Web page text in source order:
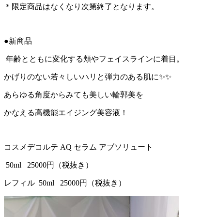
＊限定商品はなくなり次第終了となります。
●新商品
年齢とともに変化する頬やフェイスラインに着目。
かげりのない若々しいハリと弾力のある肌に✨✨
あらゆる角度からみても美しい輪郭美を
かなえる高機能エイジング美容液！
コスメデコルテ AQ セラム アブソリュート
50ml 25000円（税抜き）
レフィル 50ml 25000円（税抜き）